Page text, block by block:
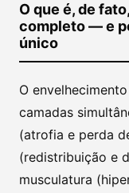
O que é, de
completo — e
único
O
camadas
(atrofia e perda
(redistribuição e
musculatura